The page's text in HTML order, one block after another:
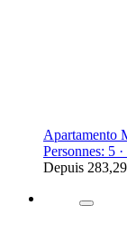
Apartamento
Personnes: 5
Depuis